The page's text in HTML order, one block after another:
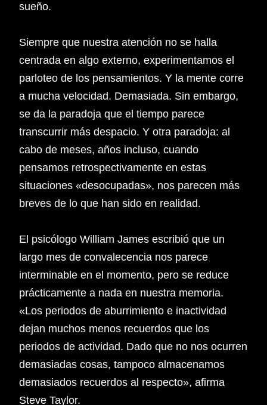
sueño.
Siempre que nuestra atención no se halla
centrada en algo externo, experimentamos el
parloteo de los pensamientos. Y la mente corre
a mucha velocidad. Demasiada. Sin embargo,
se da la paradoja que el tiempo parece
transcurrir más despacio. Y otra paradoja: al
cabo de meses, años incluso, cuando
pensamos retrospectivamente en estas
situaciones «desocupadas», nos parecen más
breves de lo que han sido en realidad.
El psicólogo William James escribió que un
largo mes de convalecencia nos parece
interminable en el momento, pero se reduce
prácticamente a nada en nuestra memoria.
«Los periodos de aburrimiento e inactividad
dejan muchos menos recuerdos que los
periodos de actividad. Dado que no nos ocurren
demasiadas cosas, tampoco almacenamos
demasiados recuerdos al respecto», afirma
Steve Taylor.